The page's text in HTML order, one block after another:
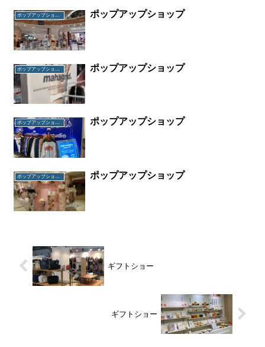
ポップアップショップ ポップアップショップ
ポップアップショップ ポップアップショップ
ポップアップショップ ポップアップショップ
ポップアップショップ ポップアップショップ
ギフトショー
ギフトショー